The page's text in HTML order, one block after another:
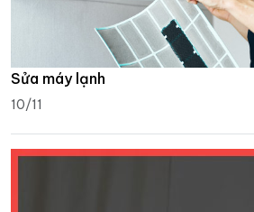
Sửa máy lạnh
10/11